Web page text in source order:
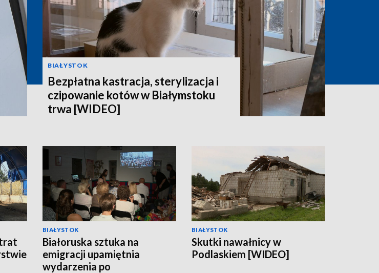
BIAŁYSTOK
Bezpłatna kastracja, sterylizacja i
czipowanie kotów w Białymstoku
trwa [WIDEO]
BIAŁYSTOK
Białoruska sztuka na
emigracji upamiętnia
wydarzenia po
BIAŁYSTOK
Skutki nawałnicy w
Podlaskiem [WIDEO]